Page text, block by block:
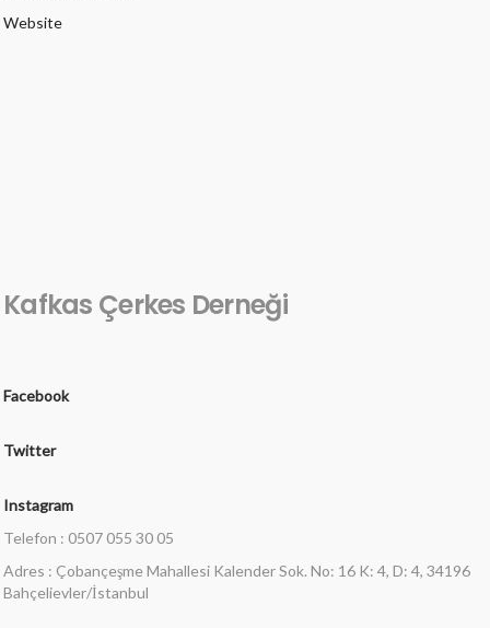
Website
Kafkas Çerkes Derneği
Facebook
Twitter
Instagram
Telefon : 0507 055 30 05
Adres : Çobançeşme Mahallesi Kalender Sok. No: 16 K: 4, D: 4, 34196
Bahçelievler/İstanbul